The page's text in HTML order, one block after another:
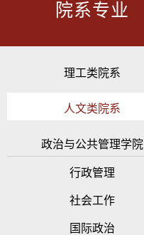
院系专业
理工类院系
人文类院系
政治与公共管理学院
行政管理
社会工作
国际政治